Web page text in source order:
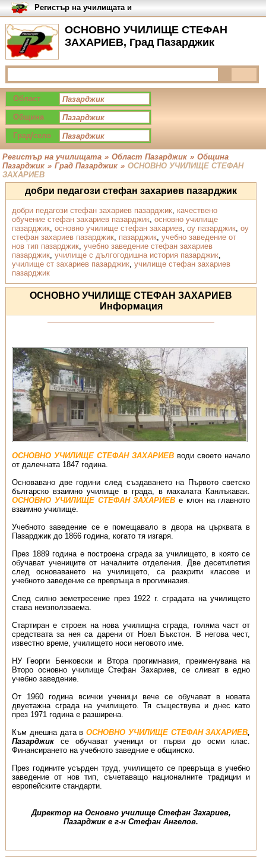
ОСНОВНО УЧИЛИЩЕ СТЕФАН
ЗАХАРИЕВ, Град Пазарджик
Регистър на училищата и
университетите в България
Област
Община
Град/село
Регистър на училищата » Област Пазарджик » Община
Пазарджик » Град Пазарджик » ОСНОВНО УЧИЛИЩЕ СТЕФАН
ЗАХАРИЕВ
добри педагози стефан захариев пазарджик
добри педагози стефан захариев пазарджик, качествено
обучение стефан захариев пазарджик, основно училище
пазарджик, основно училище стефан захариев, оу пазарджик, оу
стефан захариев пазарджик, пазарджик, учебно заведение от
нов тип пазарджик, учебно заведение стефан захариев
пазарджик, училище с дългогодишна история пазарджик,
училище ст захариев пазарджик, училище стефан захариев
пазарджик
ОСНОВНО УЧИЛИЩЕ СТЕФАН ЗАХАРИЕВ
Информация
ОСНОВНО УЧИЛИЩЕ СТЕФАН ЗАХАРИЕВ води своето начало
от далечната 1847 година.
Основавано две години след създаването на Първото светско
българско взаимно училище в града, в махалата Канлъкавак.
ОСНОВНО УЧИЛИЩЕ СТЕФАН ЗАХАРИЕВ е клон на главното
взаимно училище.
Учебното заведение се е помещавало в двора на църквата в
Пазарджик до 1866 година, когато тя изгаря.
През 1889 година е построена сграда за училището, в която се
обучават учениците от началните отделения. Две десетилетия
след основаването на училището, са разкрити класове и
учебното заведение се превръща в прогимназия.
След силно земетресение през 1922 г. сградата на училището
става неизползваема.
Стартиран е строеж на нова училищна сграда, голяма част от
средствата за нея са дарени от Ноел Бъкстон. В негова чест,
известно време, училището носи неговото име.
НУ Георги Бенковски и Втора прогимназия, преименувана на
Второ основно училище Стефан Захариев, се сливат в едно
учебно заведение.
От 1960 година всички ученици вече се обучават в новата
двуетажна сграда на училището. Тя съществува и днес като
през 1971 година е разширена.
Към днешна дата вОСНОВНО УЧИЛИЩЕ СТЕФАН ЗАХАРИЕВ,
Пазарджиксе обучават ученици от първи до осми клас.
Финансирането на учебното заведние е общинско.
През годините усърден труд, училището се превръща в учебно
заведение от нов тип, съчетаващо националните традиции и
европейските стандарти.
Директор на Основно училище Стефан Захариев,
Пазарджик е г-н Стефан Ангелов.